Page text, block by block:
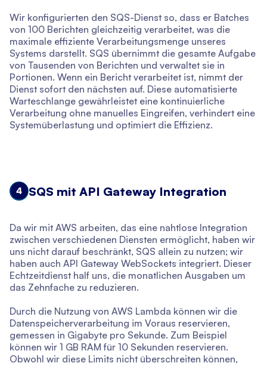
Wir konfigurierten den SQS-Dienst so, dass er Batches
von 100 Berichten gleichzeitig verarbeitet, was die
maximale effiziente Verarbeitungsmenge unseres
Systems darstellt. SQS übernimmt die gesamte Aufgabe
von Tausenden von Berichten und verwaltet sie in
Portionen. Wenn ein Bericht verarbeitet ist, nimmt der
Dienst sofort den nächsten auf. Diese automatisierte
Warteschlange gewährleistet eine kontinuierliche
Verarbeitung ohne manuelles Eingreifen, verhindert eine
Systemüberlastung und optimiert die Effizienz.
4 SQS mit API Gateway Integration
Da wir mit AWS arbeiten, das eine nahtlose Integration
zwischen verschiedenen Diensten ermöglicht, haben wir
uns nicht darauf beschränkt, SQS allein zu nutzen; wir
haben auch API Gateway WebSockets integriert. Dieser
Echtzeitdienst half uns, die monatlichen Ausgaben um
das Zehnfache zu reduzieren.
Durch die Nutzung von AWS Lambda können wir die
Datenspeicherverarbeitung im Voraus reservieren,
gemessen in Gigabyte pro Sekunde. Zum Beispiel
können wir 1 GB RAM für 10 Sekunden reservieren.
Obwohl wir diese Limits nicht überschreiten können,